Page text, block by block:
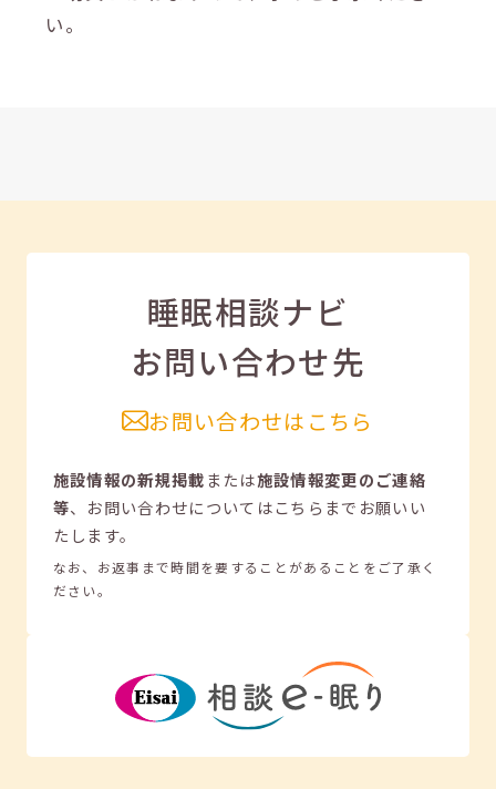
い。
睡眠相談ナビ
お問い合わせ先
お問い合わせはこちら
施設情報の新規掲載または施設情報変更のご連絡
等、 お問い合わせについてはこちらまでお願いい
たします。
なお、お返事まで時間を要することがあることをご了承く
ださい。